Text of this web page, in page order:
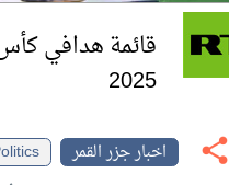
قائمة هدافي
2025
اخبار جزر القمر